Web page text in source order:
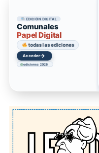
EDICIÓN DIGITAL
Comunales
Papel Digital
todas las ediciones
Acceder→
ediciones 2026